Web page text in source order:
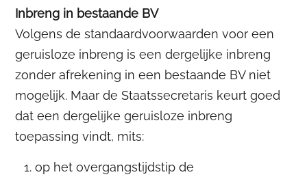
Inbreng in bestaande BV
Volgens de standaardvoorwaarden voor een
geruisloze inbreng is een dergelijke inbreng
zonder afrekening in een bestaande BV niet
mogelijk. Maar de Staatssecretaris keurt goed
dat een dergelijke geruisloze inbreng
toepassing vindt, mits:
op het overgangstijdstip de